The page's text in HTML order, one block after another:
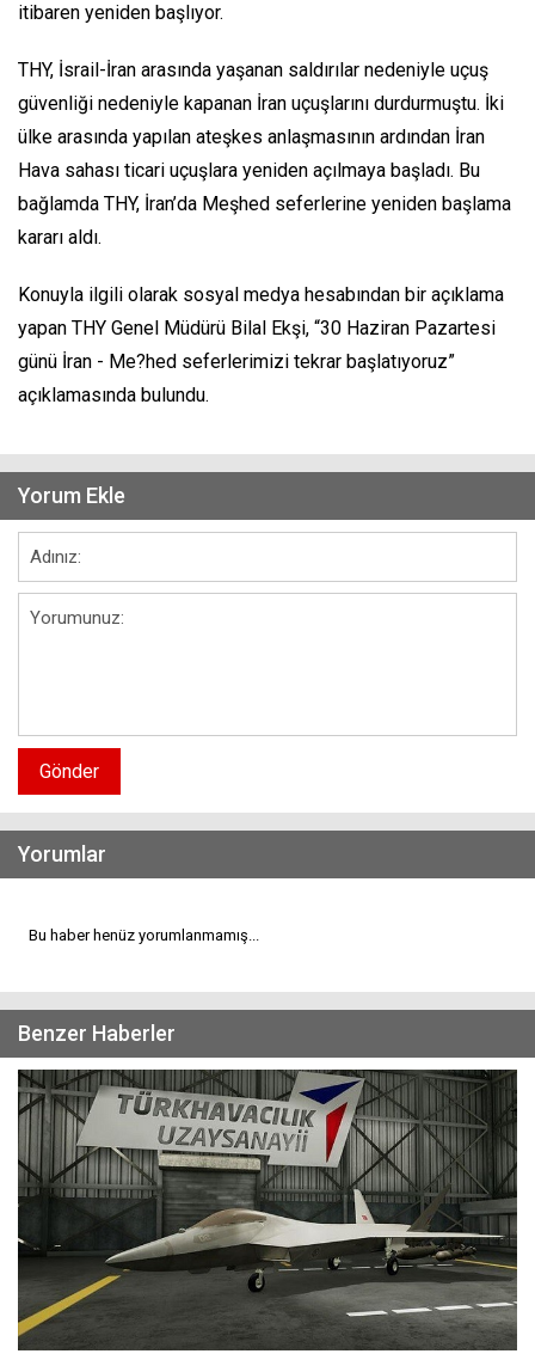
itibaren yeniden başlıyor.
THY, İsrail-İran arasında yaşanan saldırılar nedeniyle uçuş
güvenliği nedeniyle kapanan İran uçuşlarını durdurmuştu. İki
ülke arasında yapılan ateşkes anlaşmasının ardından İran
Hava sahası ticari uçuşlara yeniden açılmaya başladı. Bu
bağlamda THY, İran’da Meşhed seferlerine yeniden başlama
kararı aldı.
Konuyla ilgili olarak sosyal medya hesabından bir açıklama
yapan THY Genel Müdürü Bilal Ekşi, “30 Haziran Pazartesi
günü İran - Me?hed seferlerimizi tekrar başlatıyoruz”
açıklamasında bulundu.
Yorum Ekle
Gönder
Yorumlar
Bu haber henüz yorumlanmamış...
Benzer Haberler